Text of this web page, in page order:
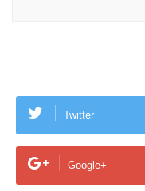
Twitter
Google+